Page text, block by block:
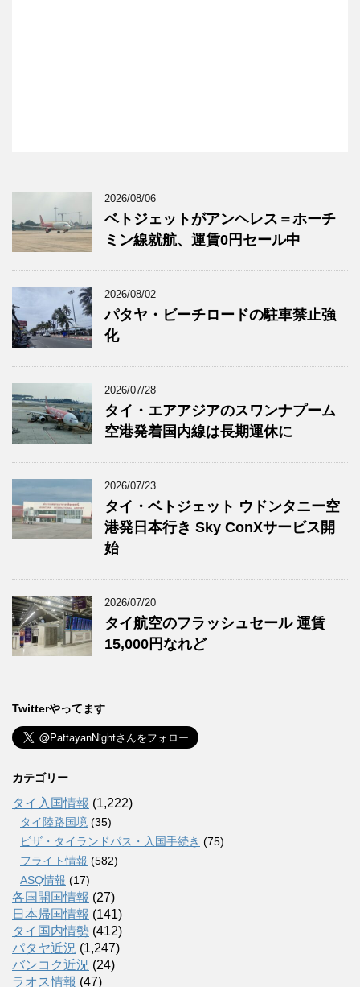
2026/08/06
ベトジェットがアンヘレス＝ホーチ
ミン線就航、運賃0円セール中
2026/08/02
パタヤ・ビーチロードの駐車禁止強
化
2026/07/28
タイ・エアアジアのスワンナプーム
空港発着国内線は長期運休に
2026/07/23
タイ・ベトジェット ウドンタニー空
港発日本行き Sky ConXサービス開
始
2026/07/20
タイ航空のフラッシュセール 運賃
15,000円なれど
Twitterやってます
カテゴリー
タイ入国情報 (1,222)
タイ陸路国境 (35)
ビザ・タイランドパス・入国手続き (75)
フライト情報 (582)
ASQ情報 (17)
各国開国情報 (27)
日本帰国情報 (141)
タイ国内情勢 (412)
パタヤ近況 (1,247)
バンコク近況 (24)
ラオス情報 (47)